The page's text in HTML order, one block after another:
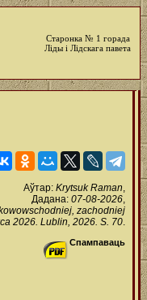
Старонка № 1 горада
Ліды і Лідскага павета
Аўтар: Krytsuk Raman,
Дадана: 07-08-2026,
zachodniej
2026. Lublin, 2026. S. 70.
Спампаваць